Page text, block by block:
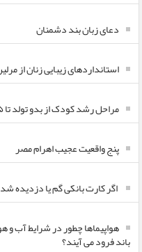
دعای زبان بند دشمنان
استانداردهای زیبایی زنان از
مراحل رشد کودک از بدو تولد تا ۵ سالگی
پنج واقعیت عجیب اهرام مصر
اگر کارت بانکی گم یا دزدیده
هواپیماها چطور در شرایط آب و
باند فرود می آیند؟